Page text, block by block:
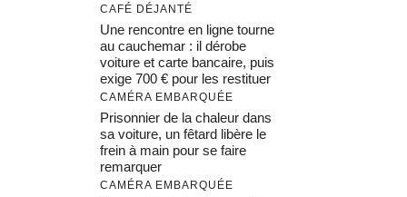
CAFÉ DÉJANTÉ
Une rencontre en ligne tourne
au cauchemar : il dérobe
voiture et carte bancaire, puis
exige 700 € pour les restituer
CAMÉRA EMBARQUÉE
Prisonnier de la chaleur dans
sa voiture, un fêtard libère le
frein à main pour se faire
remarquer
CAMÉRA EMBARQUÉE